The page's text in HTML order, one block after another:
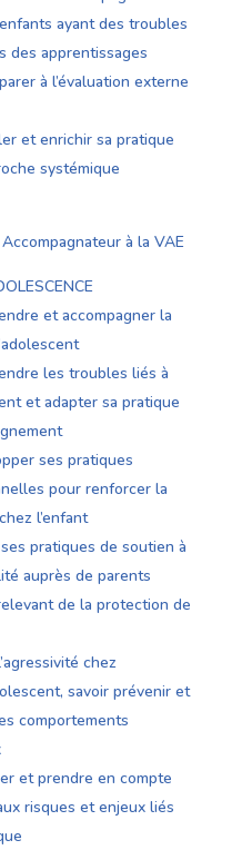
ayant des troubles
des apprentissages
à l’évaluation externe
et enrichir sa pratique
systémique
à la VAE
et accompagner la
les troubles liés à
et adapter sa pratique
ses pratiques
pour renforcer la
l’enfant
pratiques de soutien à
auprès de parents
de la protection de
chez
savoir prévenir et
comportements
et prendre en compte
risques et enjeux liés